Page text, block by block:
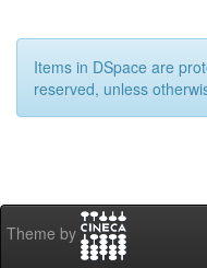
Items in DSpace are
reserved, unless
Theme by